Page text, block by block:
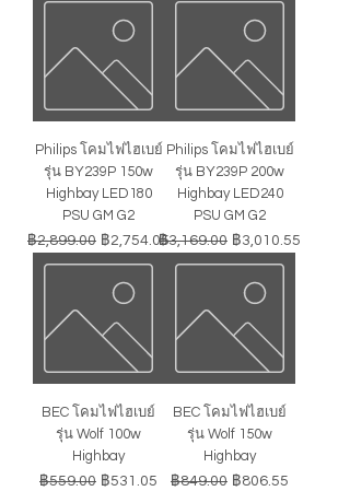
Philips โคมไฟไฮเบย์
รุ่น BY239P 150w
Highbay LED180
PSU GM G2
ราคาปกติ
฿2,899.00 ราคาขายลด
฿2,754.05
Philips โคมไฟไฮเบย์
รุ่น BY239P 200w
Highbay LED240
PSU GM G2
ราคาปกติ
฿3,169.00 ราคาขายลด
฿3,010.55
BEC โคมไฟไฮเบย์
รุ่น Wolf 100w
Highbay
ราคาปกติ
฿559.00 ราคาขายลด
฿531.05
BEC โคมไฟไฮเบย์
รุ่น Wolf 150w
Highbay
ราคาปกติ
฿849.00 ราคาขายลด
฿806.55